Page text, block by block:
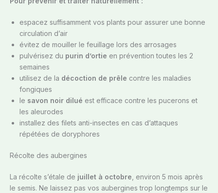
espacez suffisamment vos plants pour assurer une bonne
circulation d’air
évitez de mouiller le feuillage lors des arrosages
pulvérisez du purin d’ortie en prévention toutes les 2
semaines
utilisez de la décoction de prêle contre les maladies
fongiques
le savon noir dilué est efficace contre les pucerons et
les aleurodes
installez des filets anti-insectes en cas d’attaques
répétées de doryphores
Récolte des aubergines
La récolte s’étale de juillet à octobre , environ 5 mois après
le semis. Ne laissez pas vos aubergines trop longtemps sur le